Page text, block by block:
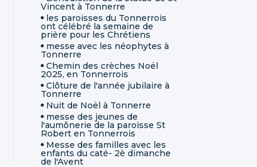
Vincent à Tonnerre
les paroisses du Tonnerrois
ont célébré la semaine de
prière pour les Chrétiens
messe avec les néophytes à
Tonnerre
Chemin des crèches Noël
2025, en Tonnerrois
Clôture de l'année jubilaire à
Tonnerre
Nuit de Noël à Tonnerre
messe des jeunes de
l'aumônerie de la paroisse St
Robert en Tonnerrois
Messe des familles avec les
enfants du caté- 2è dimanche
de l'Avent